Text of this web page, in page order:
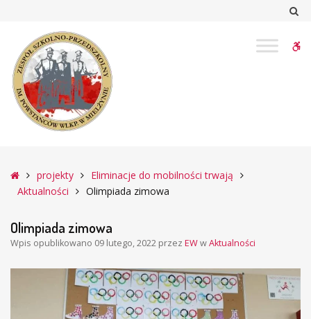
zimowa
Głównaprojekty
Eliminacje do mobilności trwają
Aktualności
Olimpiada zimowa
Olimpiada zimowa
Wpis opublikowano 09 lutego, 2022 przez EWwAktualności